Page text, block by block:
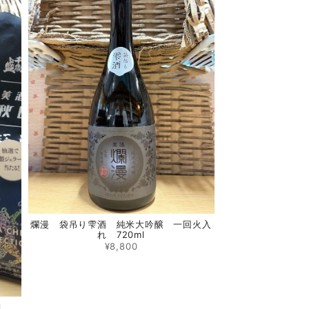
爛漫 袋吊り雫酒 純米大吟醸 一回火入
れ 720ml
¥8,800